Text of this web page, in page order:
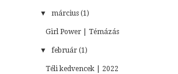
▼ március (1)
Girl Power | Témázás
▼ február (1)
Téli kedvencek | 2022